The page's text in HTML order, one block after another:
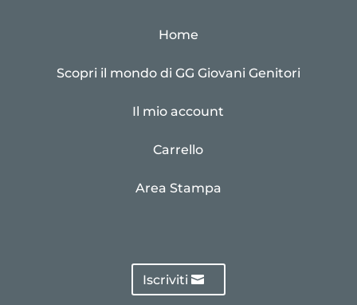
Home
Scopri il mondo di GG Giovani Genitori
Il mio account
Carrello
Area Stampa
Iscriviti